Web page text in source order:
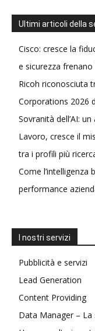
Ultimi articoli della
Cisco: cresce la
e sicurezza frenano
Ricoh riconosciuta
Corporations 2026
Sovranità dell’AI:
Lavoro, cresce il
tra i profili più
Come l’intelligenza
performance
I nostri servizi
Pubblicità e servizi
Lead Generation
Content Providing
Data Manager – La